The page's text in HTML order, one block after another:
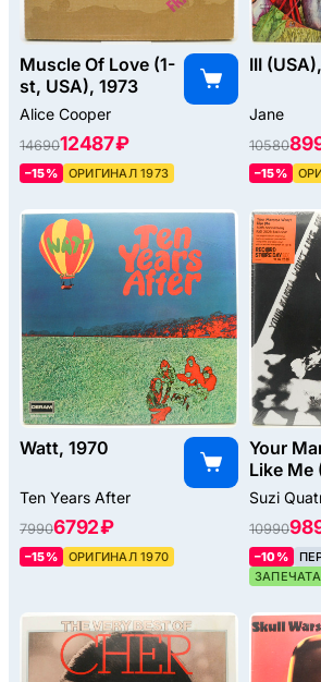
Muscle Of Love (1-
st, USA), 1973
Alice Cooper
1469012487 ₽
–15% ОРИГИНАЛ 1973
III
Jane
10580
–15%
Watt, 1970
Ten Years After
79906792 ₽
–15% ОРИГИНАЛ 1970
Your
Like Me
Suzi
10990
–10%